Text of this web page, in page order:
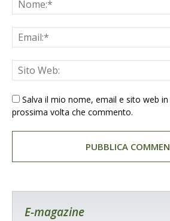
Salva il mio nome, email e sito web
prossima volta che commento.
E-magazine